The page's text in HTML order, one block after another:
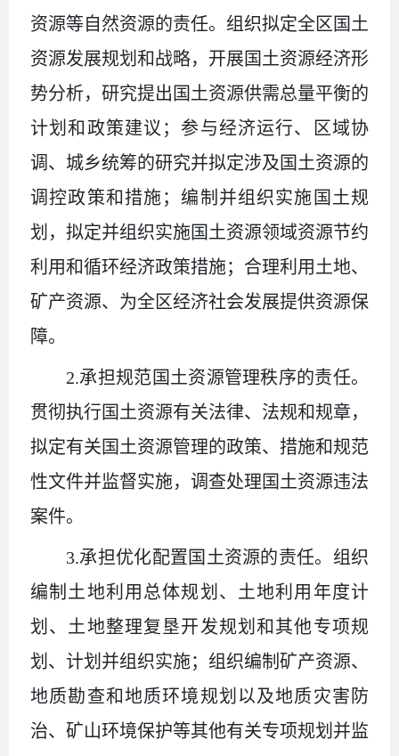
资源等自然资源的责任。组织拟定全区国土
资源发展规划和战略，开展国土资源经济形
势分析，研究提出国土资源供需总量平衡的
计划和政策建议；参与经济运行、区域协
调、城乡统筹的研究并拟定涉及国土资源的
调控政策和措施；编制并组织实施国土规
划，拟定并组织实施国土资源领域资源节约
利用和循环经济政策措施；合理利用土地、
矿产资源、为全区经济社会发展提供资源保
障。
2.承担规范国土资源管理秩序的责任。
贯彻执行国土资源有关法律、法规和规章，
拟定有关国土资源管理的政策、措施和规范
性文件并监督实施，调查处理国土资源违法
案件。
3.承担优化配置国土资源的责任。组织
编制土地利用总体规划、土地利用年度计
划、土地整理复垦开发规划和其他专项规
划、计划并组织实施；组织编制矿产资源、
地质勘查和地质环境规划以及地质灾害防
治、矿山环境保护等其他有关专项规划并监